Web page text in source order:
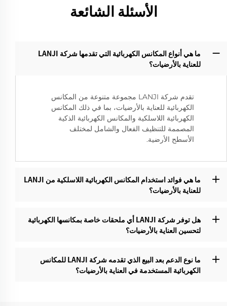
الأسئلة الشائعة
ما هي أنواع المكانس الكهربائية التي تقدمها شركة LANJI
للعناية بالأرضيات؟‌
تقدم شركة LANJI مجموعة متنوعة من المكانس
الكهربائية للعناية بالأرضيات، بما في ذلك المكانس
الكهربائية اللاسلكية والمكانس الكهربائية الذكية
المصممة للتنظيف الفعال والشامل لمختلف
الأسطح الأرضية.
ما هي فوائد استخدام المكانس الكهربائية اللاسلكية من LANJI
للعناية بالأرضيات؟‌
هل توفر شركة LANJI أي ملحقات خاصة بمكانسها الكهربائية
لتحسين العناية بالأرضيات؟‌
ما نوع الدعم بعد البيع الذي تقدمه شركة LANJI للمكانس
الكهربائية المستخدمة في العناية بالأرضيات؟‌